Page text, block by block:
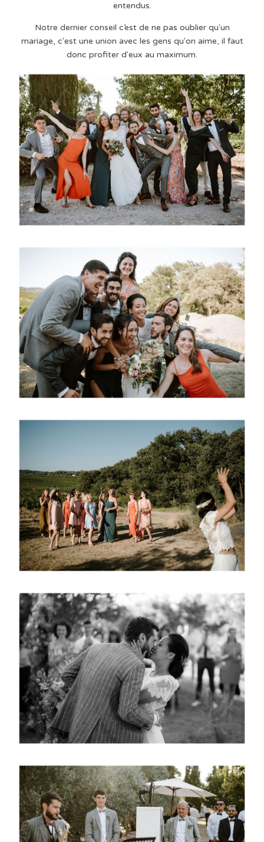
entendus.
Notre dernier conseil c’est de ne pas oublier qu'un
mariage, c'est une union avec les gens qu'on aime, il faut
donc profiter d'eux au maximum.